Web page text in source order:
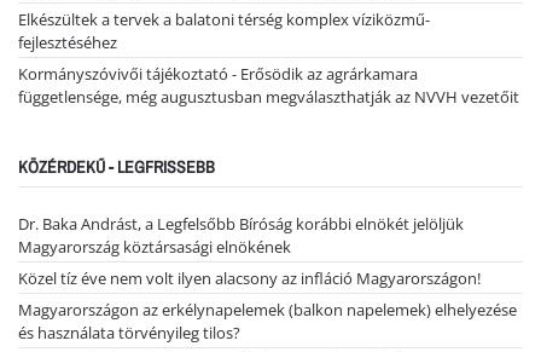
Elkészültek a tervek a balatoni térség komplex víziközmű-
fejlesztéséhez
Kormányszóvivői tájékoztató - Erősödik az agrárkamara
függetlensége, még augusztusban megválaszthatják az NVVH vezetőit
KÖZÉRDEKŰ - LEGFRISSEBB
Dr. Baka Andrást, a Legfelsőbb Bíróság korábbi elnökét jelöljük
Magyarország köztársasági elnökének
Közel tíz éve nem volt ilyen alacsony az infláció Magyarországon!
Magyarországon az erkélynapelemek (balkon napelemek) elhelyezése
és használata törvényileg tilos?